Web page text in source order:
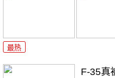
最热
F-35真